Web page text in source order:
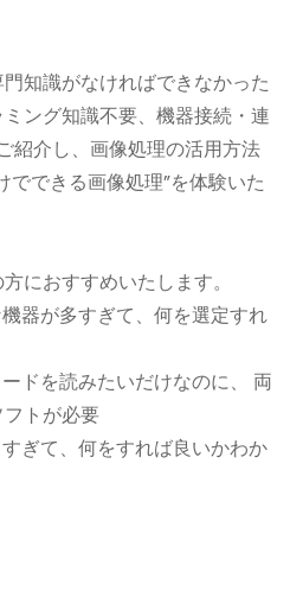
知識がなければできなかった
ング知識不要、機器接続・連
紹介し、画像処理の活用方法
でできる画像処理”を体験いた
におすすめいたします。
器が多すぎて、何を選定すれ
ドを読みたいだけなのに、 両
トが必要
ぎて、何をすれば良いかわか